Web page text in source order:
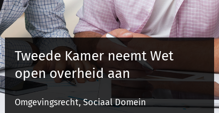
Juridisch advies
Inloggen op de kennisbank
Inloggen
Registreren
Tweede Kamer neemt Wet
open overheid aan
Omgevingsrecht, Sociaal Domein